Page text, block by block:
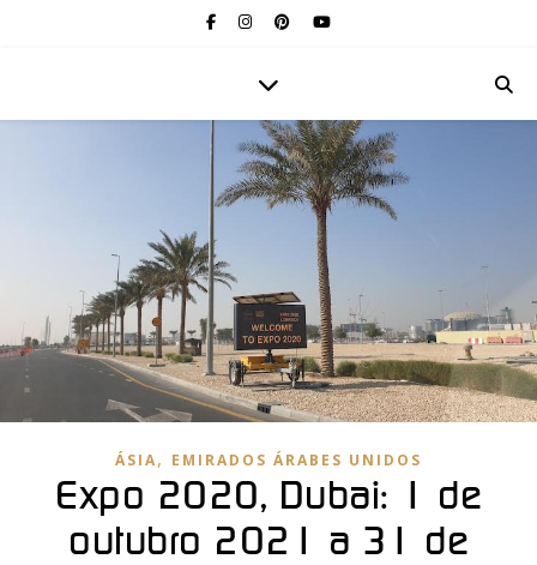
ÁSIA, EMIRADOS ÁRABES UNIDOS
Expo 2020, Dubai: 1 de
outubro 2021 a 31 de